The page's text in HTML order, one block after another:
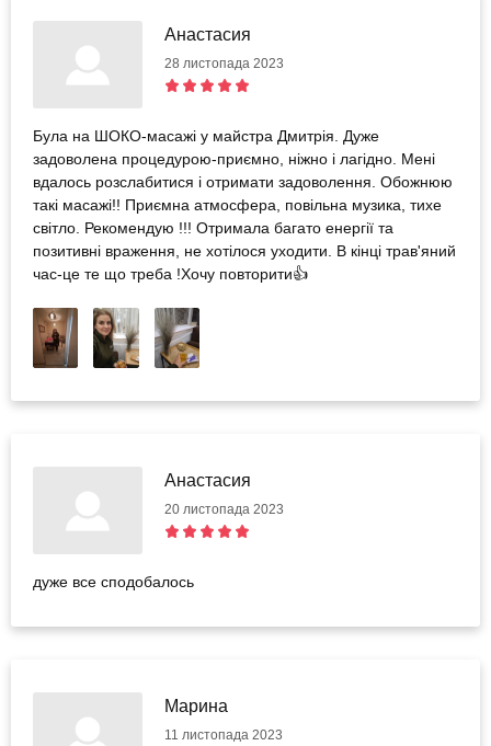
Анастасия
28 листопада 2023
Була на ШОКО-масажі у майстра Дмитрія. Дуже
задоволена процедурою-приємно, ніжно і лагідно. Мені
вдалось розслабитися і отримати задоволення. Обожнюю
такі масажі!! Приємна атмосфера, повільна музика, тихе
світло. Рекомендую !!! Отримала багато енергії та
позитивні враження, не хотілося уходити. В кінці трав'яний
час-це те що треба !Хочу повторити👍
Анастасия
20 листопада 2023
дуже все сподобалось
Марина
11 листопада 2023